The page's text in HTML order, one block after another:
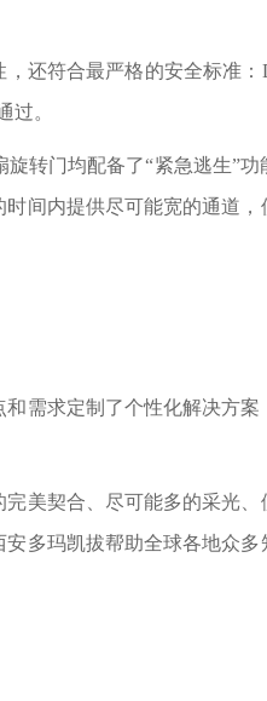
符合最严格的安全标准：
过。
转门均配备了“紧急逃生”功
间内提供尽可能宽的通道，
需求定制了个性化解决方案
美契合、尽可能多的采光、
多玛凯拔帮助全球各地众多